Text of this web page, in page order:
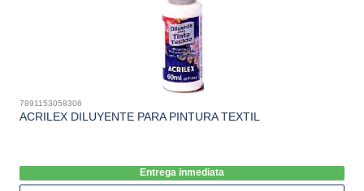
7891153058306
ACRILEX DILUYENTE PARA PINTURA TEXTIL
Entrega inmediata